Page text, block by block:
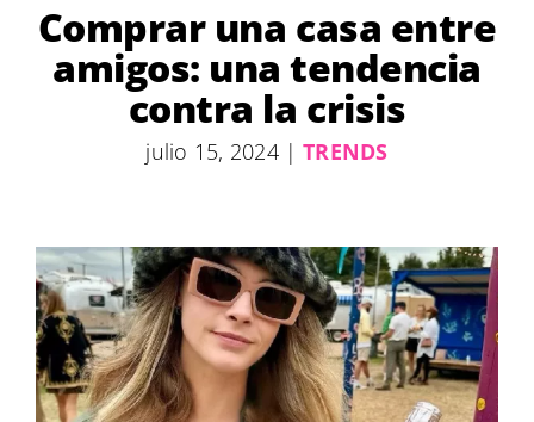
Comprar una casa entre
amigos: una tendencia
contra la crisis
julio 15, 2024 | TRENDS